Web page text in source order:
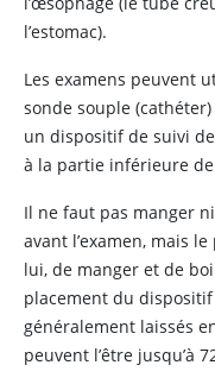
l’estomac).
Les examens peuvent
sonde souple
un dispositif de suivi
à la partie inférieure de
Il ne faut pas manger
avant l’examen, mais
lui, de manger et de
placement du
généralement laissés
peuvent l’être jusqu’à